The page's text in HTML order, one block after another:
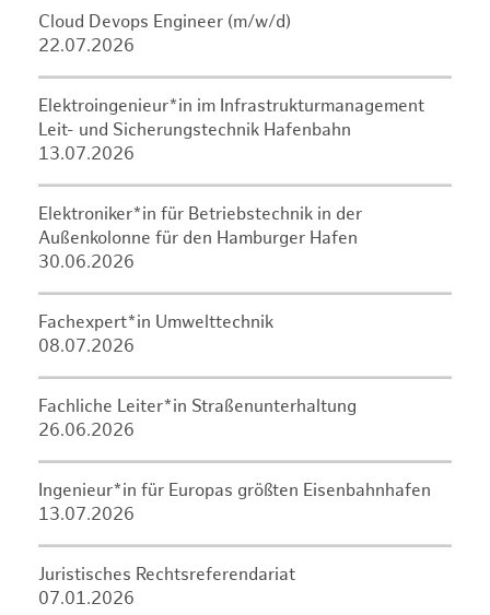
Cloud Devops Engineer (m/w/d)
22.07.2026
Elektroingenieur*in im Infrastrukturmanagement
Leit- und Sicherungstechnik Hafenbahn
13.07.2026
Elektroniker*in für Betriebstechnik in der
Außenkolonne für den Hamburger Hafen
30.06.2026
Fachexpert*in Umwelttechnik
08.07.2026
Fachliche Leiter*in Straßenunterhaltung
26.06.2026
Ingenieur*in für Europas größten Eisenbahnhafen
13.07.2026
Juristisches Rechtsreferendariat
07.01.2026